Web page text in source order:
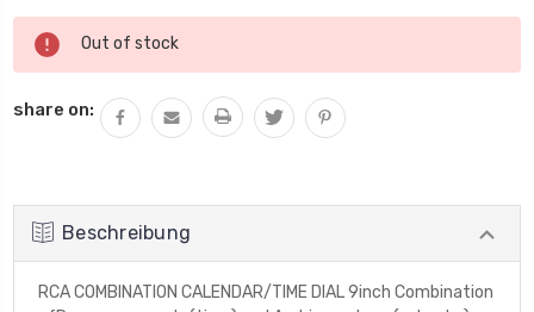
Aktueller
Lagerbestand:
Out of stock
share on:
Beschreibung
RCA COMBINATION CALENDAR/TIME DIAL 9inch Combination